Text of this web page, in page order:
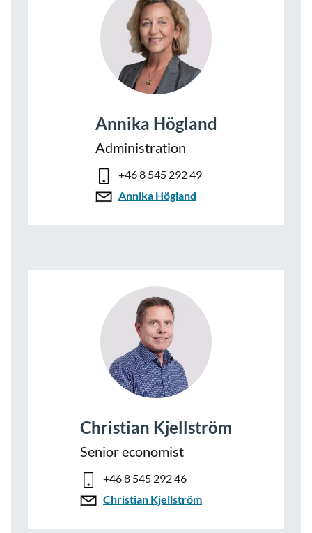
Annika Högland
Administration
+46 8 545 292 49
Annika Högland
Christian Kjellström
Senior economist
+46 8 545 292 46
Christian Kjellström